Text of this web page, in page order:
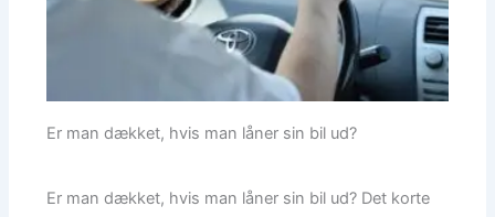
Er man dækket, hvis man låner sin bil ud?
Er man dækket, hvis man låner sin bil ud? Det korte